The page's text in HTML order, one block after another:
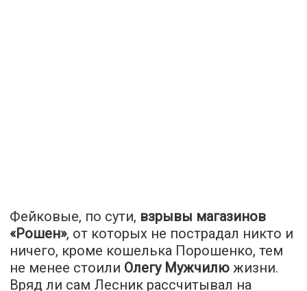
Фейковые, по сути, взрывы магазинов
«Рошен», от которых не пострадал никто и
ничего, кроме кошелька Порошенко, тем
не менее стоили Олегу Мужчилю жизни.
Вряд ли сам Лесник рассчитывал на